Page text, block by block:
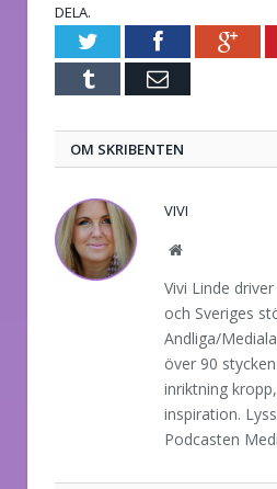
DELA.
TwitterFacebook
Tumblr E-
OM SKRIBENTEN
VIVI
Website
Vivi Linde
och Sveriges
Andliga/
över 90
inriktning
inspiration.
Podcasten